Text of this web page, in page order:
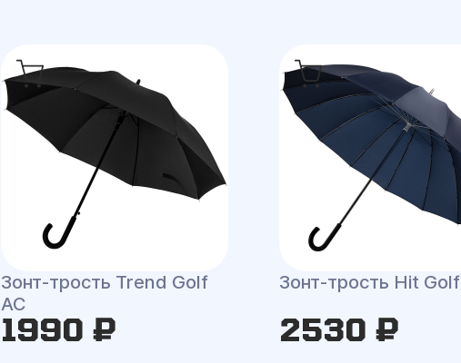
Зонт-трость Trend Golf
AC
1990 ₽
Зонт-трость Hit Golf
2530 ₽